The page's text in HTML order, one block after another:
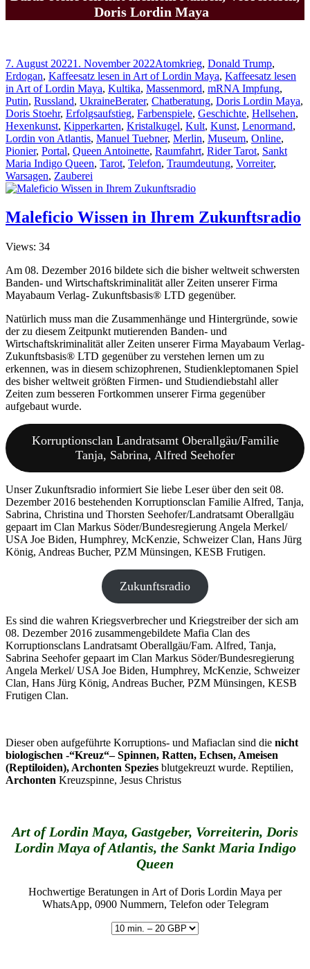
Doris Lordin Maya
Veröffentlicht
am
7. August 20221. November 2022Kategorien
Atomkrieg, Donald Trump,
Erdogan, Kaffeesatz lesen in Art of Lordin Maya, Kaffeesatz lesen
in Art of Lordin Maya, Kultika, Massenmord, mRNA Impfung,
Putin, Russland, UkraineSchlagwörter
Berater, Chatberatung, Doris Lordin Maya,
Doris Stoehr, Erfolgsaufstieg, Farbenspiele, Geschichte, Hellsehen,
Hexenkunst, Kipperkarten, Kristalkugel, Kult, Kunst, Lenormand,
Lordin von Atlantis, Manuel Tuebner, Merlin, Museum, Online,
Pionier, Portal, Queen Antoinette, Raumfahrt, Rider Tarot, Sankt
Maria Indigo Queen, Tarot, Telefon, Traumdeutung, Vorreiter,
Warsagen, Zauberei
Maleficio Wissen in Ihrem Zukunftsradio
Views: 34
Am 08. Dezember 2016 bildete sich die bisher weltweit schwersten
Banden- und Wirtschaftskriminalität aller Zeiten unserer Firma
Mayabaum Verlag- Zukunftsbasis® LTD gegenüber.
Natürlich muss man die Zusammenhänge und Hintergründe, sowie
der zu diesem Zeitpunkt mutierenden Banden- und
Wirtschaftskriminalität aller Zeiten unserer Firma Mayabaum Verlag-
Zukunftsbasis® LTD gegenüber zu verstehen lernen um zu
erkennen, was in diesem schizophrenen, Studienkleptomanen Spiel
des bisher weltweit größten Firmen- und Studiendiebstahl aller
Zeiten zum besseren Fortkommen unserer Firma gegenüber
aufgebaut wurde.
Korruptionsclan Landratsamt Oberallgäu/Familie
Tanja, Sabrina, Alfred Seehofer
Unser Zukunftsradio informiert Sie liebe Leser über den seit 08.
Dezember 2016 bestehenden Korruptionsclan Familie Alfred, Tanja,
Sabrina, Christina und Thorsten Seehofer/Landratsamt Oberallgäu
gepaart im Clan Markus Söder/Bundesregierung Angela Merkel/
USA Joe Biden, Humphrey, McKenzie, Schweizer Clan, Hans Jürg
König, Andreas Bucher, PZM Münsingen, KESB Frutigen.
Zukunftsradio
Es sind die wahren Kriegsverbrecher und Kriegstreiber der sich am
08. Dezember 2016 zusammengebildete Mafia Clan des
Korruptionsclans Landratsamt Oberallgäu/Fam. Alfred, Tanja,
Sabrina Seehofer gepaart im Clan Markus Söder/Bundesregierung
Angela Merkel/ USA Joe Biden, Humphrey, McKenzie, Schweizer
Clan, Hans Jürg König, Andreas Bucher, PZM Münsingen, KESB
Frutigen Clan.
Dieser oben aufgeführte Korruptions- und Mafiaclan sind die nicht
biologischen -“Kreuz“– Spinnen, Ratten, Echsen, Ameisen
(Reptiloiden), Archonten Spezies blutgekreuzt wurde. Reptilien,
Archonten Kreuzspinne, Jesus Christus
Art of Lordin Maya, Gastgeber, Vorreiterin, Doris
Lordin Maya of Atlantis, the Sankt Maria Indigo
Queen
Hochwertige Beratungen in Art of Doris Lordin Maya per
WhatsApp, 0900 Nummern, Telefon oder Telegram